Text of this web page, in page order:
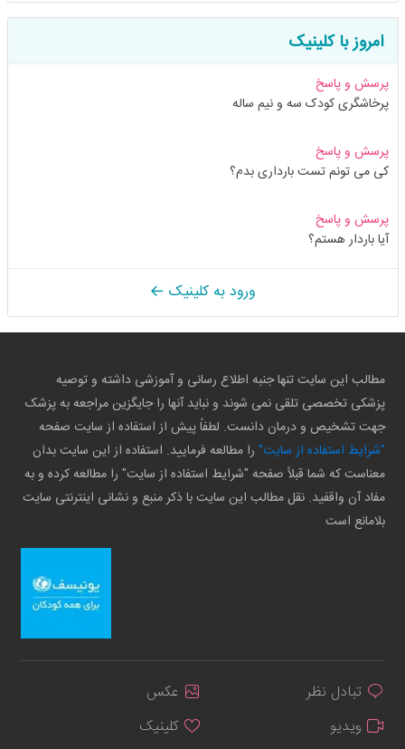
امروز با کلینیک
پرسش و پاسخ
پرخاشگری کودک سه و نیم ساله
پرسش و پاسخ
کی می تونم تست بارداری بدم؟
پرسش و پاسخ
آیا باردار هستم؟
ورود به کلینیک
مطالب این سایت تنها جنبه اطلاع رسانی و آموزشی داشته و توصیه
پزشکی تخصصی تلقی نمی شوند و نباید آنها را جایگزین مراجعه به پزشک
جهت تشخیص و درمان دانست. لطفاً پیش از استفاده از سایت صفحه
"شرایط استفاده از سایت" را مطالعه فرمایید. استفاده از این سایت بدان
معناست که شما قبلاً صفحه "شرایط استفاده از سایت" را مطالعه کرده و به
مفاد آن واقفید. نقل مطالب این سایت با ذکر منبع و نشانی اینترنتی سایت
بلامانع است
تبادل نظر
عکس
ویدیو
کلینیک